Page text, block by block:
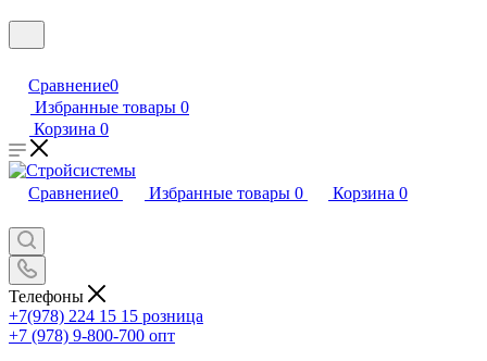
Сравнение0
Избранные товары 0
Корзина 0
Сравнение0 Избранные товары 0 Корзина 0
Телефоны
+7(978) 224 15 15 розница
+7 (978) 9-800-700 опт